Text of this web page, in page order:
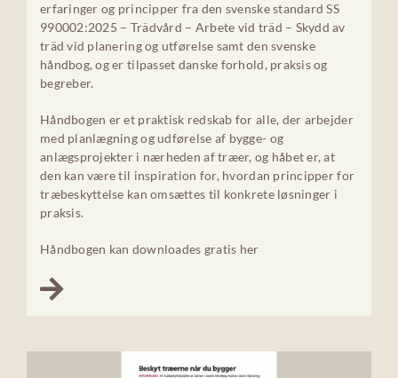
erfaringer og principper fra den svenske standard SS
990002:2025 – Trädvård – Arbete vid träd – Skydd av
träd vid planering og utførelse samt den svenske
håndbog, og er tilpasset danske forhold, praksis og
begreber.
Håndbogen er et praktisk redskab for alle, der arbejder
med planlægning og udførelse af bygge- og
anlægsprojekter i nærheden af træer, og håbet er, at
den kan være til inspiration for, hvordan principper for
træbeskyttelse kan omsættes til konkrete løsninger i
praksis.
Håndbogen kan downloades gratis her